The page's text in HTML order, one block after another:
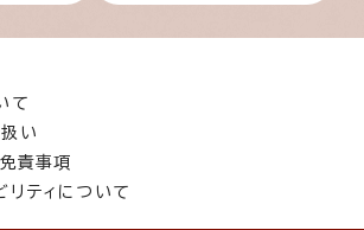
て
い
免責事項
リティについて